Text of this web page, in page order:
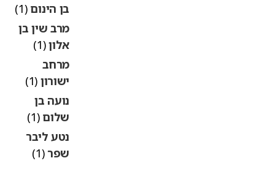
בן הינום(1)
מרב שין בן
אלון(1)
מרחב
ישורון(1)
נועה בן
שלום(1)
נטע ליבר
שפר(1)